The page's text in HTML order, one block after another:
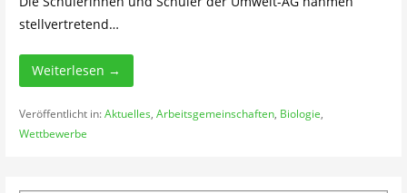
stellvertretend…
Weiterlesen →
Veröffentlicht in:Aktuelles, Arbeitsgemeinschaften, Biologie,
Wettbewerbe